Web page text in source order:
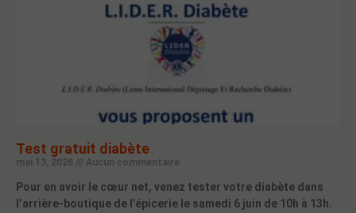
Test gratuit diabète
mai 13, 2026 Aucun commentaire
Pour en avoir le cœur net, venez tester votre diabète dans
l’arrière-boutique de l’épicerie le samedi 6 juin de 10h à 13h.